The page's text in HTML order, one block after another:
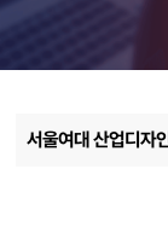
서울여대 산업디자